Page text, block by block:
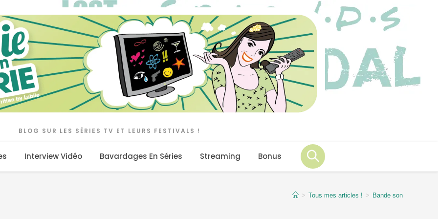
BLOG SUR LES SÉRIES TV ET LEURS FESTIVALS !
Interview Vidéo Bavardages En Séries Streaming Bonus
> Tous mes articles ! > Bande son